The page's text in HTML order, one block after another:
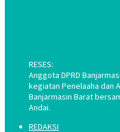
RESES:
Anggota DPRD
kegiatan Penelaaha dan
Banjarmasin Barat
Andai.
REDAKSI